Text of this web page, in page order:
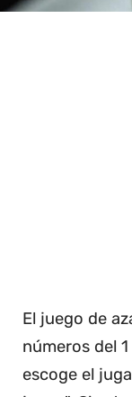
El juego de
números del
escoge el